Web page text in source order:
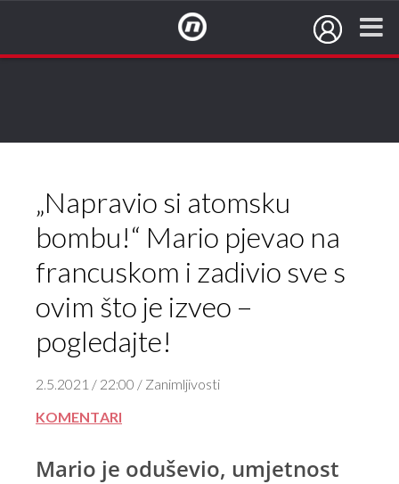
„Napravio si atomsku
bombu!“ Mario pjevao na
francuskom i zadivio sve s
ovim što je izveo –
pogledajte!
2.5.2021 / 22:00 / Zanimljivosti
KOMENTARI
Mario je oduševio, umjetnost